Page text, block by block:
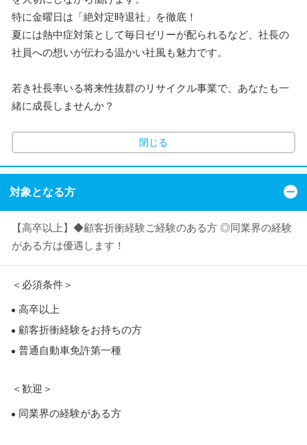
特に金曜日は「絶対定時退社」を徹底！
夏には熱中症対策として毎日ゼリーが配られるなど、社長の
社員への想いが伝わる温かい社風も魅力です。
若き社長率いる将来性抜群のリサイクル事業で、あなたも一
緒に成長しませんか？
閉じる
対象となる方
【高卒以上】◆顧客折衝経験ご経験のある方 ◎同業界の経験
がある方は優遇します！
＜必須条件＞
高卒以上
顧客折衝経験をお持ちの方
普通自動車免許第一種
＜歓迎＞
同業界の経験がある方